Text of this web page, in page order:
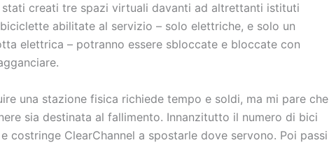
creati tre spazi virtuali davanti ad altrettanti istituti
abilitate al servizio – solo elettriche, e solo un
elettrica – potranno essere sbloccate e bloccate con
una stazione fisica richiede tempo e soldi, ma mi pare che
sia destinata al fallimento. Innanzitutto il numero di bici
costringe ClearChannel a spostarle dove servono. Poi passi